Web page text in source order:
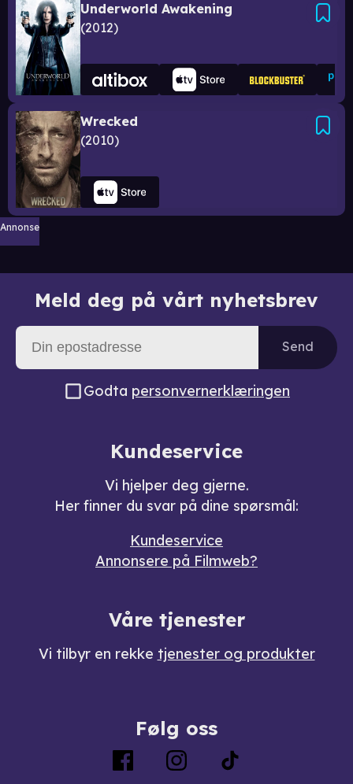
Underworld Awakening
2012
Wrecked
2010
Annonse
Meld deg på vårt nyhetsbrev
Send
Godta personvernerklæringen
Kundeservice
Vi hjelper deg gjerne.
Her finner du svar på dine spørsmål:
Kundeservice
Annonsere på Filmweb?
Våre tjenester
Vi tilbyr en rekke tjenester og produkter
Følg oss